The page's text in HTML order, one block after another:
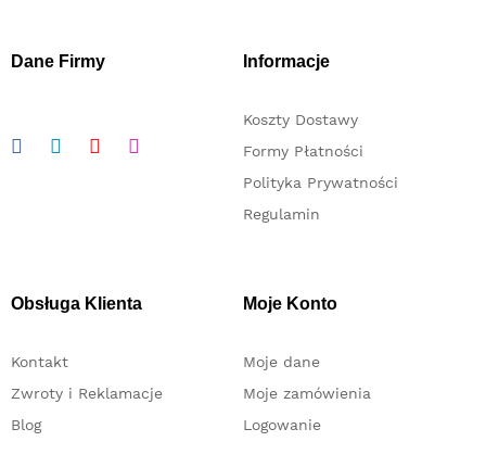
Dane Firmy Informacje
Koszty Dostawy
Formy Płatności
Polityka Prywatności
Regulamin
Obsługa Klienta
Kontakt
Zwroty i Reklamacje
Blog
Moje Konto
Moje dane
Moje zamówienia
Logowanie